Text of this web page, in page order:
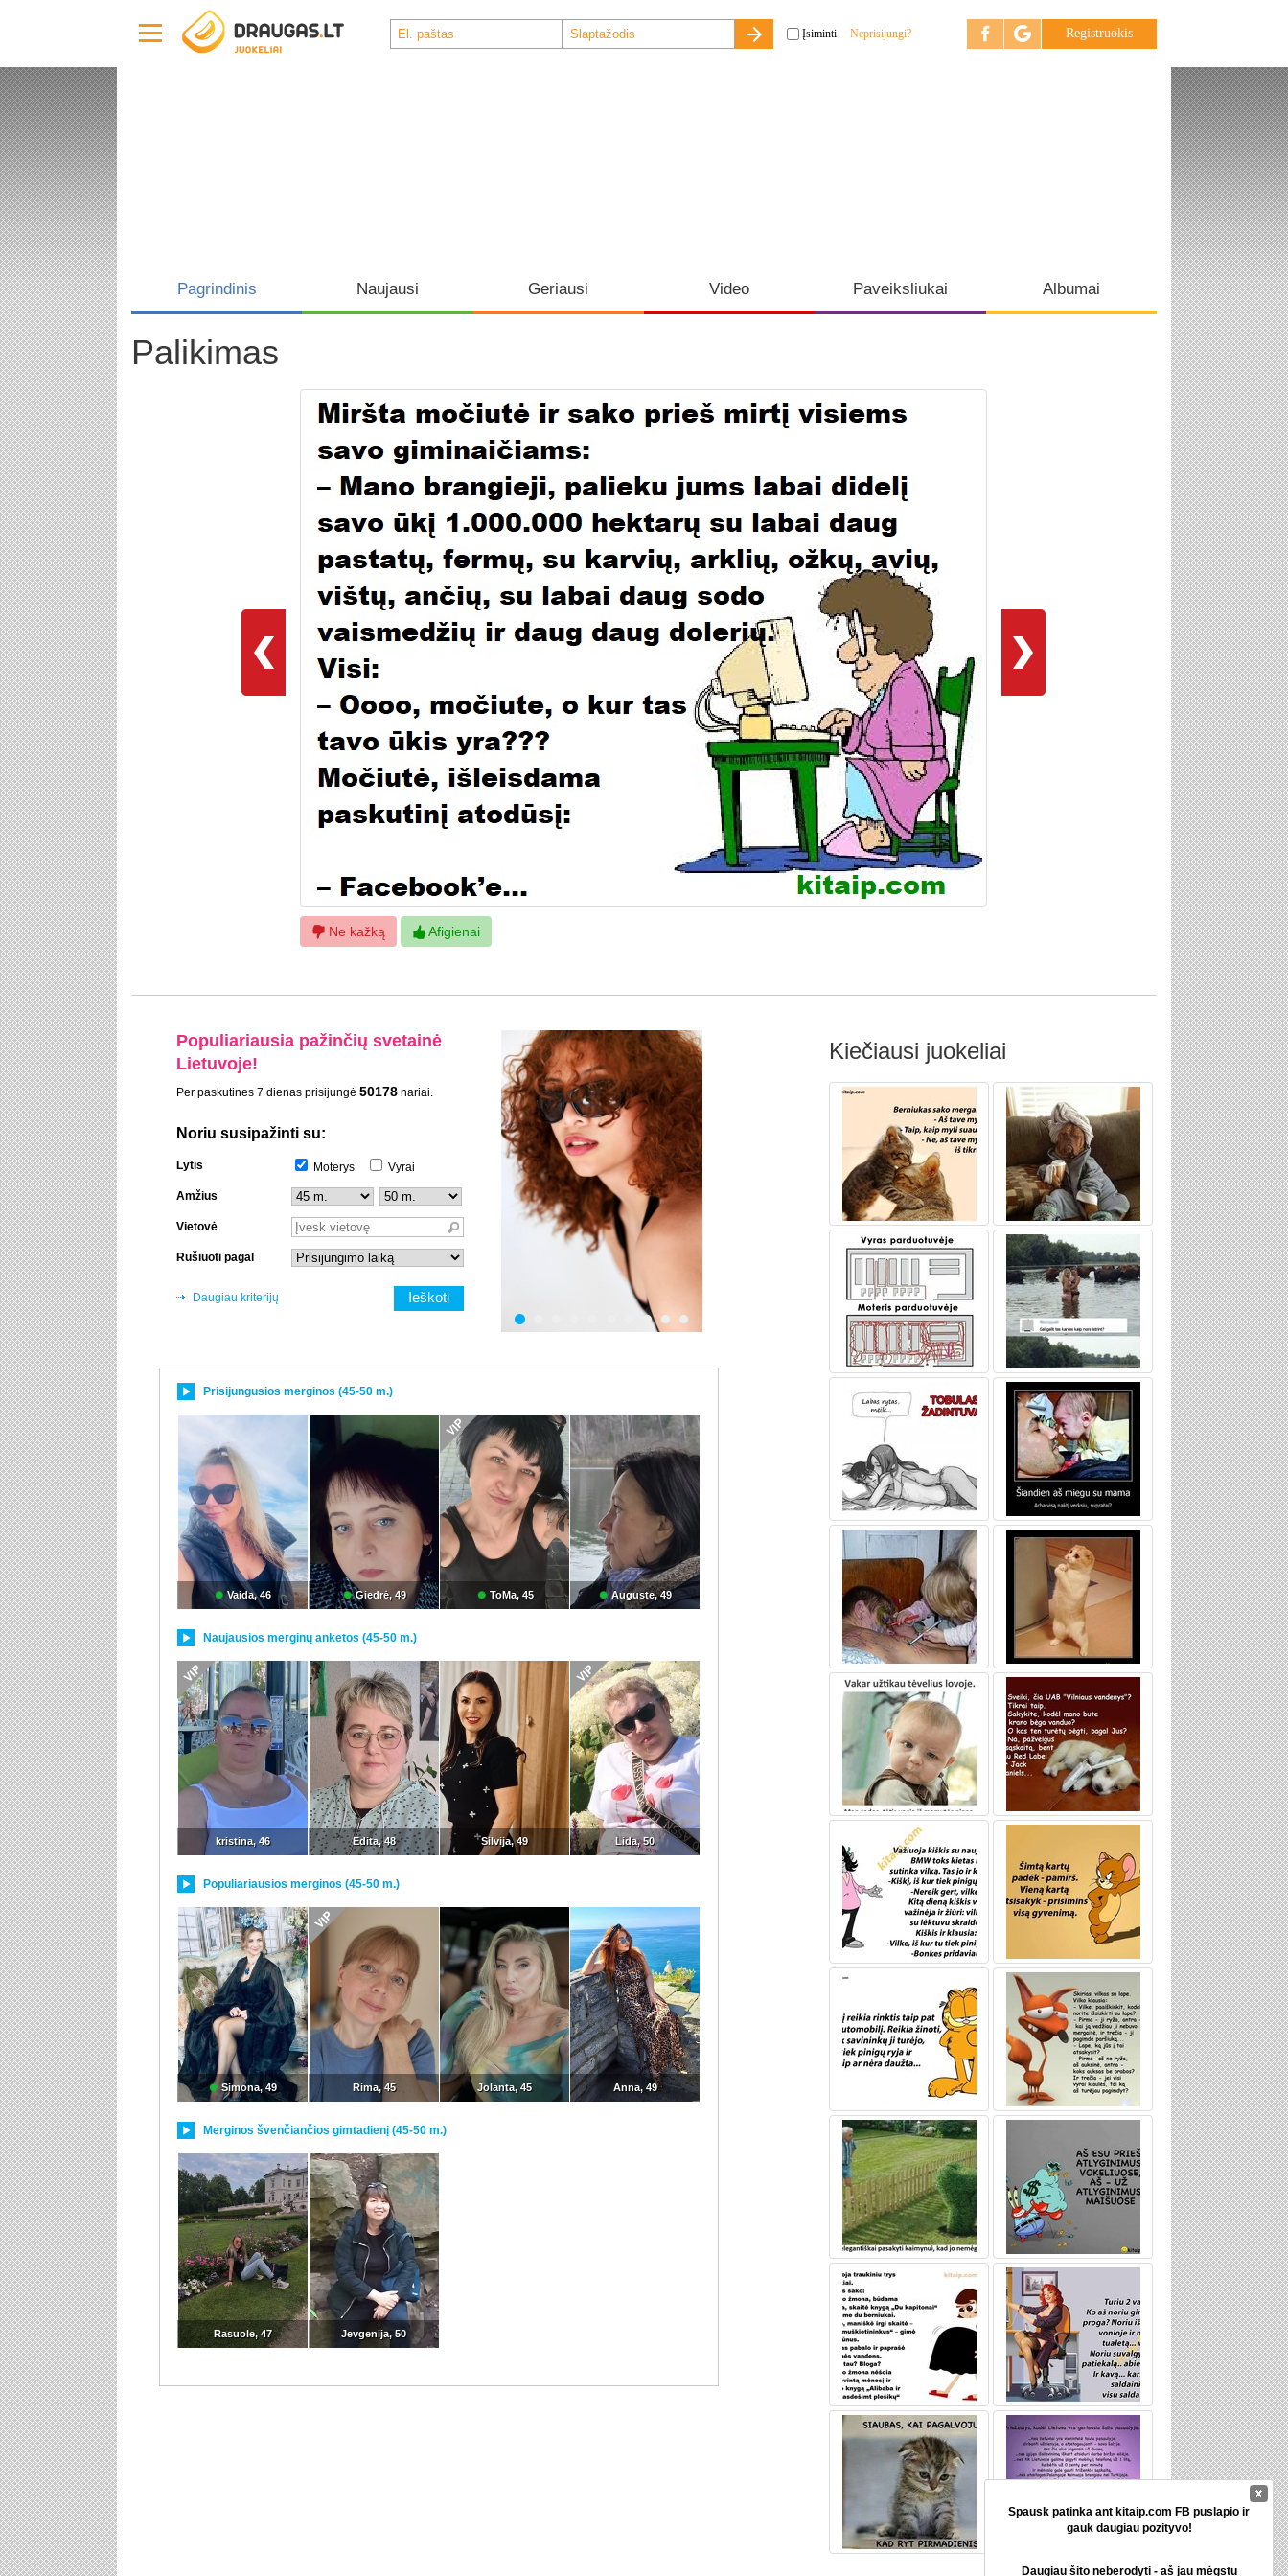
Įsiminti Neprisijungi? Registruokis
Pagrindinis Naujausi Geriausi Video Paveiksliukai Albumai
Palikimas
Ne kažką Afigienai
Kiečiausi juokeliai
Spausk patinka ant kitaip.com FB puslapio ir
gauk daugiau pozityvo!
Daugiau šito neberodyti- aš jau mėgstu